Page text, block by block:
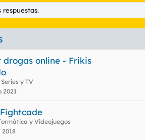
respuestas.
drogas online - Frikis
y TV
2021
y Videojuegos
2018